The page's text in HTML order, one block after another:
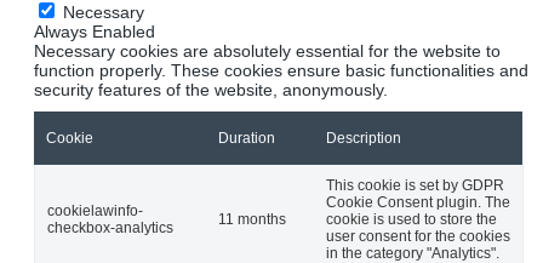
Necessary
Always Enabled
Necessary cookies are absolutely essential for the website to
function properly. These cookies ensure basic functionalities and
security features of the website, anonymously.
Cookie Duration Description
cookielawinfo-
checkbox-analytics
11 months
This cookie is set by GDPR
Cookie Consent plugin. The
cookie is used to store the
user consent for the cookies
in the category "Analytics".